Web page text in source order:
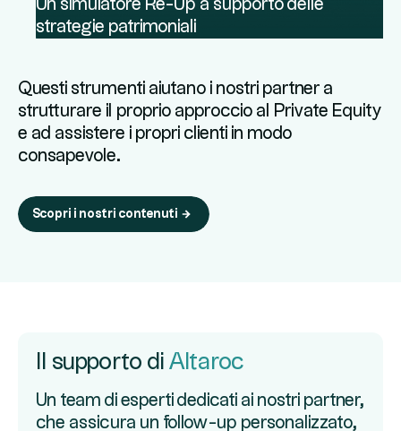
Un simulatore Re-Up a supporto delle
strategie patrimoniali
Questi strumenti aiutano i nostri partner a
strutturare il proprio approccio al Private Equity
e ad assistere i propri clienti in modo
consapevole.
Scopri i nostri contenuti
Il supporto di Altaroc
Un team di esperti dedicati ai nostri partner,
che assicura un follow-up personalizzato,